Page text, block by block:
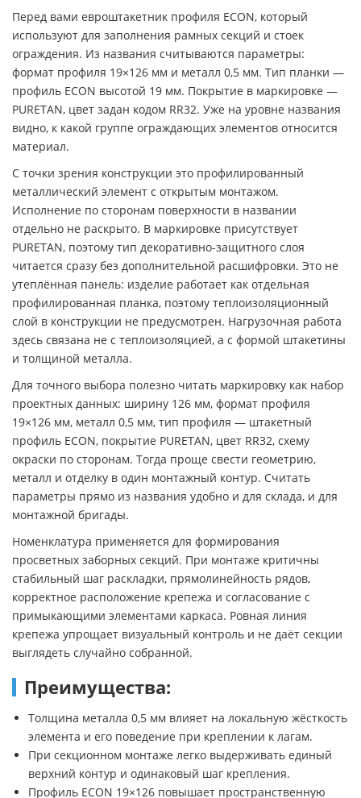
Перед вами евроштакетник профиля ECON, который
используют для заполнения рамных секций и стоек
ограждения. Из названия считываются параметры:
формат профиля 19×126 мм и металл 0,5 мм. Тип планки —
профиль ECON высотой 19 мм. Покрытие в маркировке —
PURETAN, цвет задан кодом RR32. Уже на уровне названия
видно, к какой группе ограждающих элементов относится
материал.
С точки зрения конструкции это профилированный
металлический элемент с открытым монтажом.
Исполнение по сторонам поверхности в названии
отдельно не раскрыто. В маркировке присутствует
PURETAN, поэтому тип декоративно-защитного слоя
читается сразу без дополнительной расшифровки. Это не
утеплённая панель: изделие работает как отдельная
профилированная планка, поэтому теплоизоляционный
слой в конструкции не предусмотрен. Нагрузочная работа
здесь связана не с теплоизоляцией, а с формой штакетины
и толщиной металла.
Для точного выбора полезно читать маркировку как набор
проектных данных: ширину 126 мм, формат профиля
19×126 мм, металл 0,5 мм, тип профиля — штакетный
профиль ECON, покрытие PURETAN, цвет RR32, схему
окраски по сторонам. Тогда проще свести геометрию,
металл и отделку в один монтажный контур. Считать
параметры прямо из названия удобно и для склада, и для
монтажной бригады.
Номенклатура применяется для формирования
просветных заборных секций. При монтаже критичны
стабильный шаг раскладки, прямолинейность рядов,
корректное расположение крепежа и согласование с
примыкающими элементами каркаса. Ровная линия
крепежа упрощает визуальный контроль и не даёт секции
выглядеть случайно собранной.
Преимущества:
Толщина металла 0,5 мм влияет на локальную жёсткость
элемента и его поведение при креплении к лагам.
При секционном монтаже легко выдерживать единый
верхний контур и одинаковый шаг крепления.
Профиль ECON 19×126 повышает пространственную